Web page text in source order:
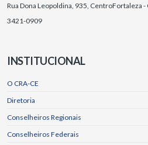
Rua Dona Leopoldina, 935, CentroFortaleza -
3421-0909
INSTITUCIONAL
O CRA-CE
Diretoria
Conselheiros Regionais
Conselheiros Federais